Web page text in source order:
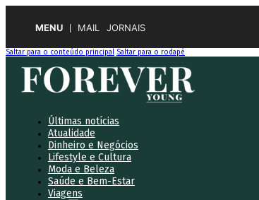
MENU MAIL JORNAIS
Saltar para o conteúdo principal Saltar para o rodapé
Últimas notícias
Atualidade
Dinheiro e Negócios
Lifestyle e Cultura
Moda e Beleza
Saúde e Bem-Estar
Viagens